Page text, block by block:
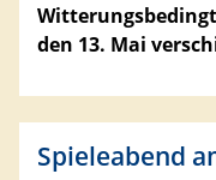
den 13. Mai
Spieleabend